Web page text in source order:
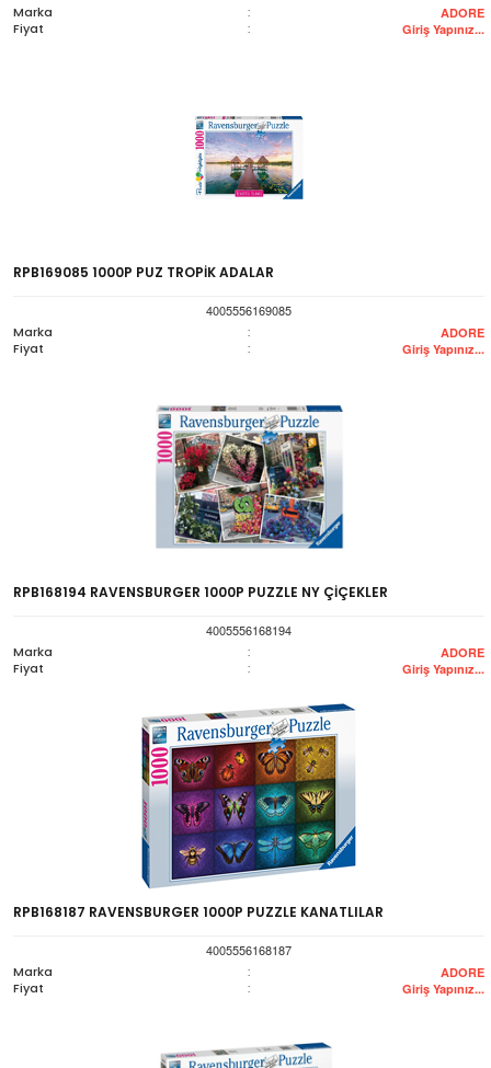
Marka
: ADORE
Fiyat : Giriş Yapınız...
RPB169085 1000P PUZ TROPİK ADALAR
4005556169085
Marka
: ADORE
Fiyat : Giriş Yapınız...
RPB168194 RAVENSBURGER 1000P PUZZLE NY ÇİÇEKLER
4005556168194
Marka
: ADORE
Fiyat : Giriş Yapınız...
RPB168187 RAVENSBURGER 1000P PUZZLE KANATLILAR
4005556168187
Marka
: ADORE
Fiyat : Giriş Yapınız...